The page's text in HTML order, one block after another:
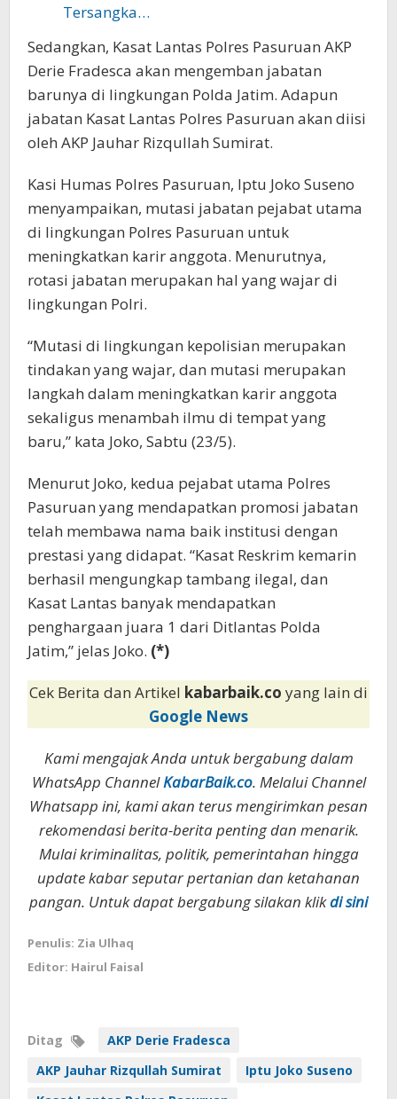
Tersangka…
Sedangkan, Kasat Lantas Polres Pasuruan AKP
Derie Fradesca akan mengemban jabatan
barunya di lingkungan Polda Jatim. Adapun
jabatan Kasat Lantas Polres Pasuruan akan diisi
oleh AKP Jauhar Rizqullah Sumirat.
Kasi Humas Polres Pasuruan, Iptu Joko Suseno
menyampaikan, mutasi jabatan pejabat utama
di lingkungan Polres Pasuruan untuk
meningkatkan karir anggota. Menurutnya,
rotasi jabatan merupakan hal yang wajar di
lingkungan Polri.
“Mutasi di lingkungan kepolisian merupakan
tindakan yang wajar, dan mutasi merupakan
langkah dalam meningkatkan karir anggota
sekaligus menambah ilmu di tempat yang
baru,” kata Joko, Sabtu (23/5).
Menurut Joko, kedua pejabat utama Polres
Pasuruan yang mendapatkan promosi jabatan
telah membawa nama baik institusi dengan
prestasi yang didapat. “Kasat Reskrim kemarin
berhasil mengungkap tambang ilegal, dan
Kasat Lantas banyak mendapatkan
penghargaan juara 1 dari Ditlantas Polda
Jatim,” jelas Joko. (*)
Cek Berita dan Artikel kabarbaik.co yang lain di
Google News
Kami mengajak Anda untuk bergabung dalam
WhatsApp ChannelKabarBaik.co. Melalui Channel
Whatsapp ini, kami akan terus mengirimkan pesan
rekomendasi berita-berita penting dan menarik.
Mulai kriminalitas, politik, pemerintahan hingga
update kabar seputar pertanian dan ketahanan
pangan. Untuk dapat bergabung silakan klikdi sini
Penulis: Zia Ulhaq
Editor: Hairul Faisal
Ditag
AKP Derie Fradesca
AKP Jauhar Rizqullah Sumirat
Iptu Joko Suseno